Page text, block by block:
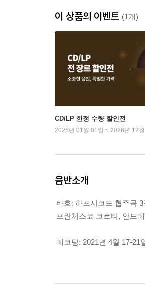
이 상품의 이벤트 (1개)
CD/LP 한정 수량 할인전
2026년 01월 01일 ~ 2026년 12월
음반소개
바흐: 하프시코드 협주곡 3
프란체스코 코르티, 안드
레코딩: 2021년 4월 17-21